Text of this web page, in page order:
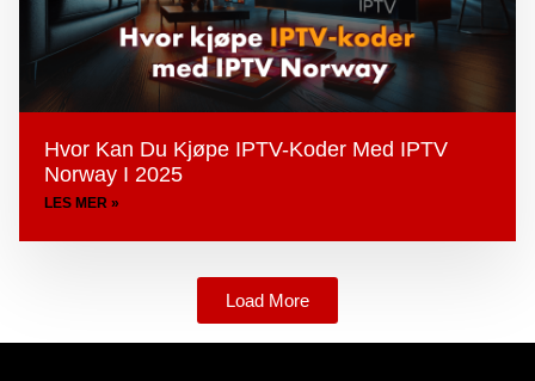
Hvor Kan Du Kjøpe IPTV-Koder Med IPTV
Norway I 2025
LES MER »
Load More